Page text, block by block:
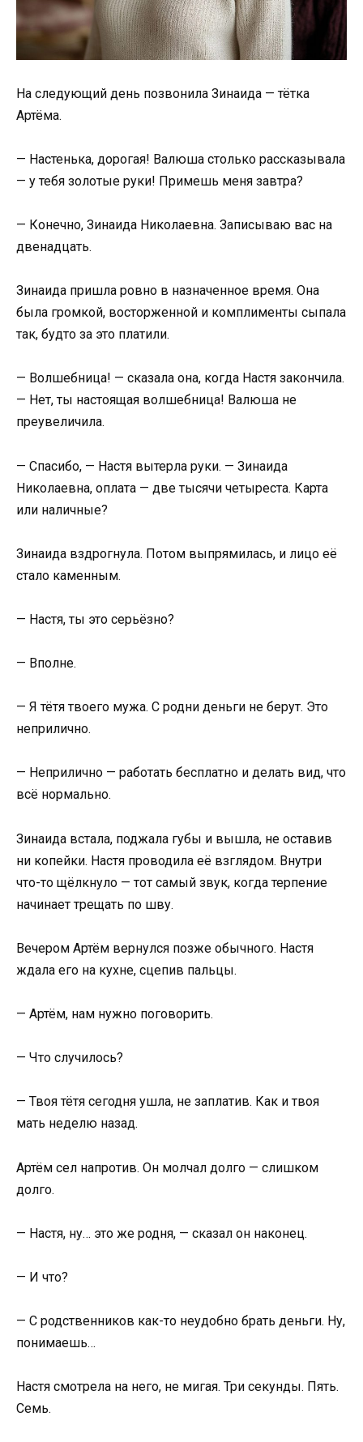
На следующий день позвонила Зинаида — тётка
Артёма.
— Настенька, дорогая! Валюша столько рассказывала
— у тебя золотые руки! Примешь меня завтра?
— Конечно, Зинаида Николаевна. Записываю вас на
двенадцать.
Зинаида пришла ровно в назначенное время. Она
была громкой, восторженной и комплименты сыпала
так, будто за это платили.
— Волшебница! — сказала она, когда Настя закончила.
— Нет, ты настоящая волшебница! Валюша не
преувеличила.
— Спасибо, — Настя вытерла руки. — Зинаида
Николаевна, оплата — две тысячи четыреста. Карта
или наличные?
Зинаида вздрогнула. Потом выпрямилась, и лицо её
стало каменным.
— Настя, ты это серьёзно?
— Вполне.
— Я тётя твоего мужа. С родни деньги не берут. Это
неприлично.
— Неприлично — работать бесплатно и делать вид, что
всё нормально.
Зинаида встала, поджала губы и вышла, не оставив
ни копейки. Настя проводила её взглядом. Внутри
что-то щёлкнуло — тот самый звук, когда терпение
начинает трещать по шву.
Вечером Артём вернулся позже обычного. Настя
ждала его на кухне, сцепив пальцы.
— Артём, нам нужно поговорить.
— Что случилось?
— Твоя тётя сегодня ушла, не заплатив. Как и твоя
мать неделю назад.
Артём сел напротив. Он молчал долго — слишком
долго.
— Настя, ну… это же родня, — сказал он наконец.
— И что?
— С родственников как-то неудобно брать деньги. Ну,
понимаешь…
Настя смотрела на него, не мигая. Три секунды. Пять.
Семь.